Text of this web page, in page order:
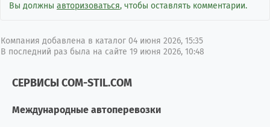
Вы должны авторизоваться, чтобы оставлять комментарии.
Компания добавлена в каталог 04 июня 2026, 15:35
В последний раз была на сайте 19 июня 2026, 10:48
СЕРВИСЫ COM-STIL.COM
Международные автоперевозки